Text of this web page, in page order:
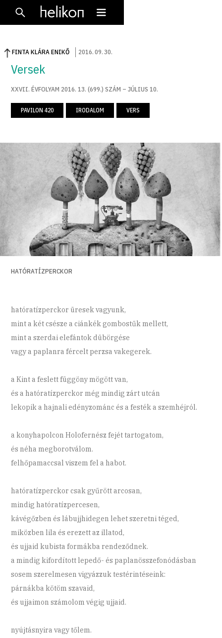
FINTA KLÁRA ENIKŐ 2016.09.30.
Versek
XXVII. ÉVFOLYAM 2016. 13. (699.) SZÁM – JÚLIUS 10.
PAVILON 420 IRODALOM VERS
HATÓRATÍZPERCKOR
hatóratízperckor üresek vagyunk,
mint a két csésze a ciánkék gombostűk mellett,
mint a szerdai elefántok dübörgése
vagy a paplanra fércelt perzsa vakegerek.
a Kint a feslett függöny mögött van,
és a hatóratízperckor még mindig zárt utcán
lekopik a hajnali edényzománc és a festék a szemhéjról.
a konyhapolcon Holofernész fejét tartogatom,
és néha megborotválom.
felhőpamaccsal viszem fel a habot.
hatóratízperckor csak gyűrött arcosan,
mindig hatóratízpercesen,
kávégőzben és lábujjhidegen lehet szeretni téged,
miközben lila és erezett az illatod,
és ujjaid kubista formákba rendeződnek.
a mindig kifordított lepedő- és paplanösszefonódásban
sosem szerelmesen vigyázzuk testérintéseink:
párnákba kötöm szavaid,
és ujjaimon számolom végig ujjaid.
nyújtásnyira vagy tőlem.